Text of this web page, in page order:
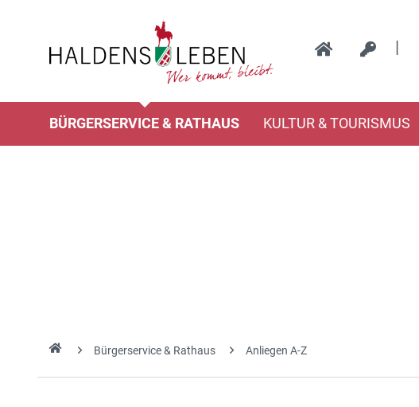
|
BÜRGERSERVICE & RATHAUS KULTUR & TOURISMUS
Bürgerservice & Rathaus Anliegen A-Z